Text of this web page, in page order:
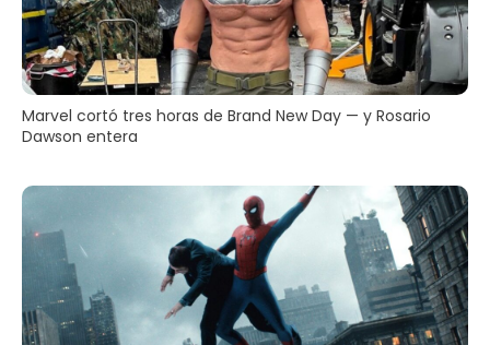
Marvel cortó tres horas de Brand New Day — y Rosario
Dawson entera